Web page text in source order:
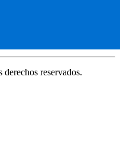
reservados.